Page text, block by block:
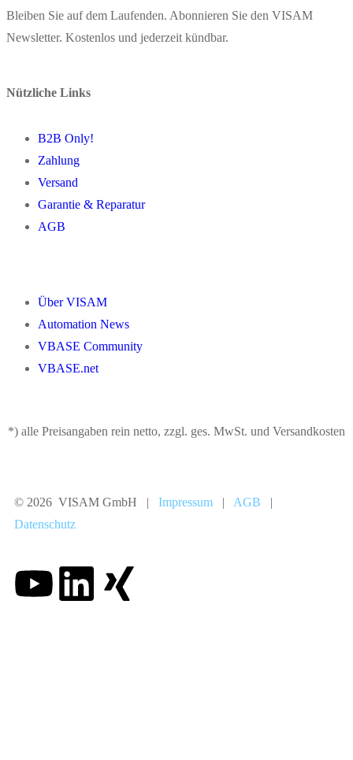
Bleiben Sie auf dem Laufenden. Abonnieren Sie den VISAM
Newsletter. Kostenlos und jederzeit kündbar.
Nützliche Links
B2B Only!
Zahlung
Versand
Garantie & Reparatur
AGB
Über VISAM
Automation News
VBASE Community
VBASE.net
*) alle Preisangaben rein netto, zzgl. ges. MwSt. und Versandkosten
© 2026 VISAM GmbH | Impressum | AGB |
Datenschutz